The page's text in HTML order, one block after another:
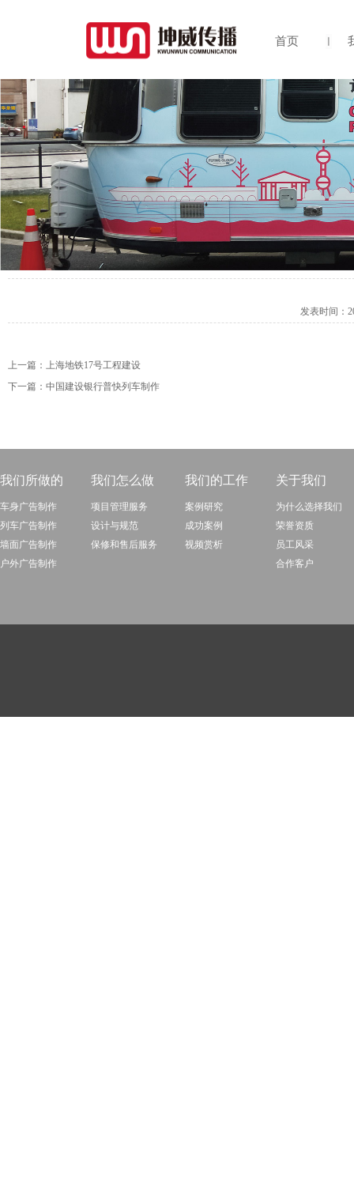
首页
发表时间：
上一篇： 上海地铁17号工程建设
下一篇： 中国建设银行普快列车制作
我们所做的
车身广告制作
列车广告制作
墙面广告制作
户外广告制作
我们怎么做
项目管理服务
设计与规范
保修和售后服务
我们的工作
案例研究
成功案例
视频赏析
关于我们
为什么选择我们
荣誉资质
员工风采
合作客户